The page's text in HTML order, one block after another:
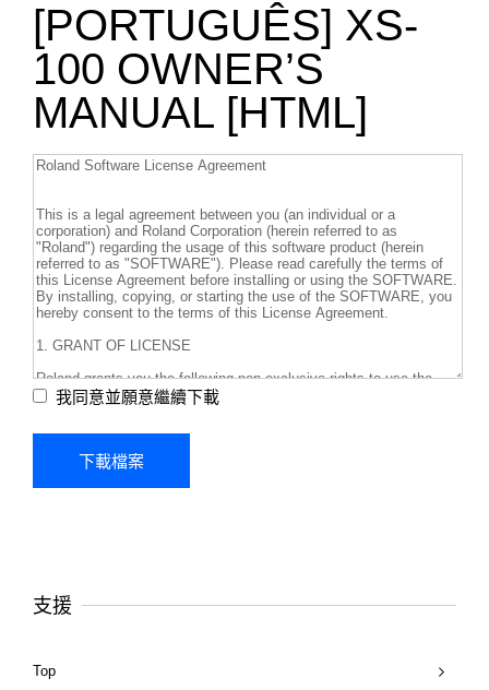
[PORTUGUÊS] XS-
100 OWNER’S
MANUAL [HTML]
我同意並願意繼續下載
支援
Top